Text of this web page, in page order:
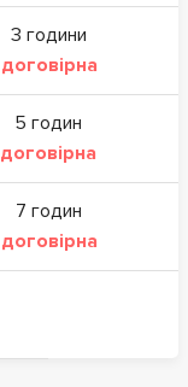
3 години
договірна
5 годин
договірна
7 годин
договірна